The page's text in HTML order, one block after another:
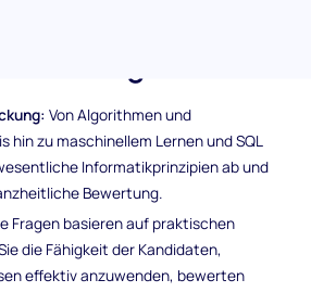
Von Algorithmen und
hin zu maschinellem Lernen und SQL
Informatikprinzipien ab und
Bewertung.
Fragen basieren auf praktischen
die Fähigkeit der Kandidaten,
effektiv anzuwenden, bewerten